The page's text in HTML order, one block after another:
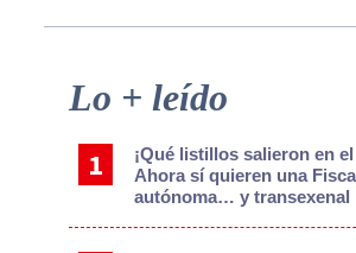
Primary
Lo + leído
¡Qué listillos salieron en
Ahora sí quieren una
autónoma… y transexenal